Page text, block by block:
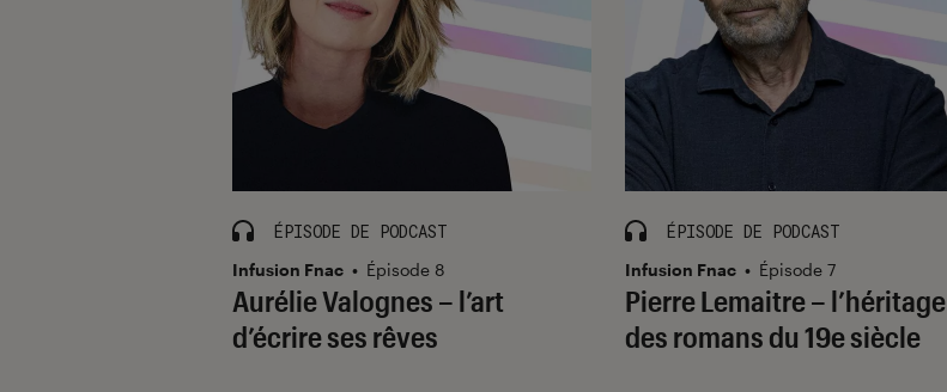
Aurélie Valognes – l’art
d’écrire ses rêves
ÉPISODE DE PODCAST
Infusion Fnac • Épisode 8
Pierre Lemaitre – l’héritage
des romans du 19e siècle
ÉPISODE DE PODCAST
Infusion Fnac • Épisode 7